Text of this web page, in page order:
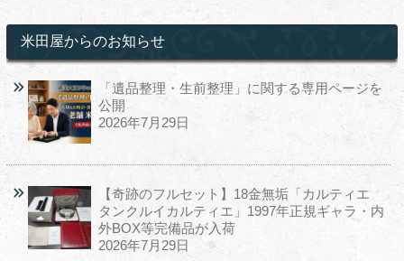
米田屋からのお知らせ
「遺品整理・生前整理」に関する専用ページを
公開
2026年7月29日
【奇跡のフルセット】18金無垢「カルティエ
タンクルイカルティエ」1997年正規ギャラ・内
外BOX等完備品が入荷
2026年7月29日